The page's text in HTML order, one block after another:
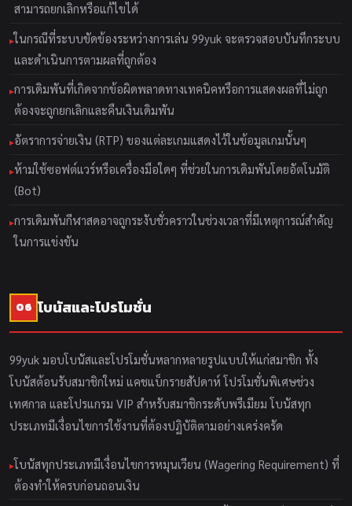
สามารถยกเลิกหรือแก้ไขได้
ในกรณีที่ระบบขัดข้องระหว่างการเล่น 99yuk จะตรวจสอบบันทึกระบบ
และดำเนินการตามผลที่ถูกต้อง
การเดิมพันที่เกิดจากข้อผิดพลาดทางเทคนิคหรือการแสดงผลที่ไม่ถูก
ต้องจะถูกยกเลิกและคืนเงินเดิมพัน
อัตราการจ่ายเงิน (RTP) ของแต่ละเกมแสดงไว้ในข้อมูลเกมนั้นๆ
ห้ามใช้ซอฟต์แวร์หรือเครื่องมือใดๆ ที่ช่วยในการเดิมพันโดยอัตโนมัติ
(Bot)
การเดิมพันกีฬาสดอาจถูกระงับชั่วคราวในช่วงเวลาที่มีเหตุการณ์สำคัญ
ในการแข่งขัน
06 โบนัสและโปรโมชั่น
99yuk มอบโบนัสและโปรโมชั่นหลากหลายรูปแบบให้แก่สมาชิก ทั้ง
โบนัสต้อนรับสมาชิกใหม่ แคชแบ็กรายสัปดาห์ โปรโมชั่นพิเศษช่วง
เทศกาล และโปรแกรม VIP สำหรับสมาชิกระดับพรีเมียม โบนัสทุก
ประเภทมีเงื่อนไขการใช้งานที่ต้องปฏิบัติตามอย่างเคร่งครัด
โบนัสทุกประเภทมีเงื่อนไขการหมุนเวียน (Wagering Requirement) ที่
ต้องทำให้ครบก่อนถอนเงิน